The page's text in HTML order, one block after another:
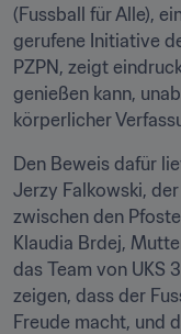
(Fussball für Alle),
gerufene Initiative
PZPN, zeigt
genießen kann,
körperlicher
Den Beweis dafür
Jerzy Falkowski,
zwischen den
Klaudia Brdej,
das Team von UKS
zeigen, dass der
Freude macht, und